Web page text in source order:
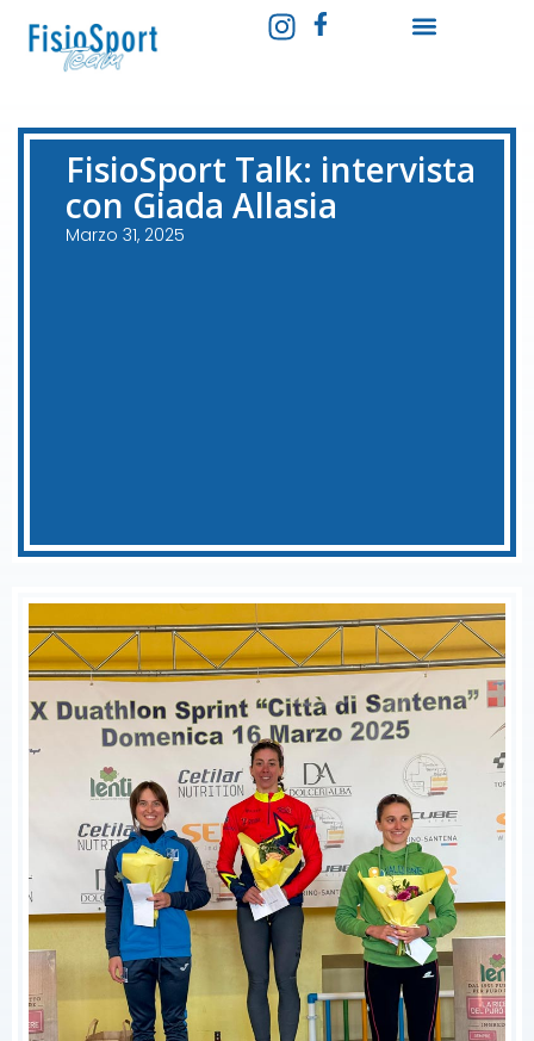
FisioSport Talk: intervista
con Giada Allasia
Marzo 31, 2025